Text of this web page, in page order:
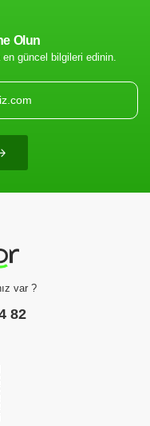
Olun
en güncel bilgileri edinin.
var ?
82